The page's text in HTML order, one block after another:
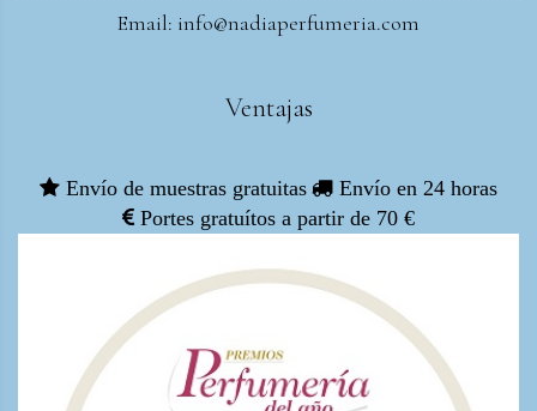
Email: info@nadiaperfumeria.com
Ventajas
Envío de muestras gratuitas
Envío en 24 horas
Portes gratuítos a partir de 70 €